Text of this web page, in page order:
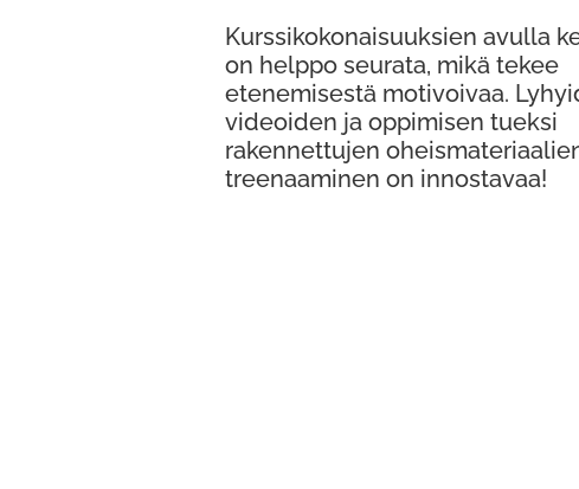
Kurssikokonaisuuksien avulla
on helppo seurata, mikä tekee
etenemisestä motivoivaa.
videoiden ja oppimisen tueksi
rakennettujen
treenaaminen on innostavaa!